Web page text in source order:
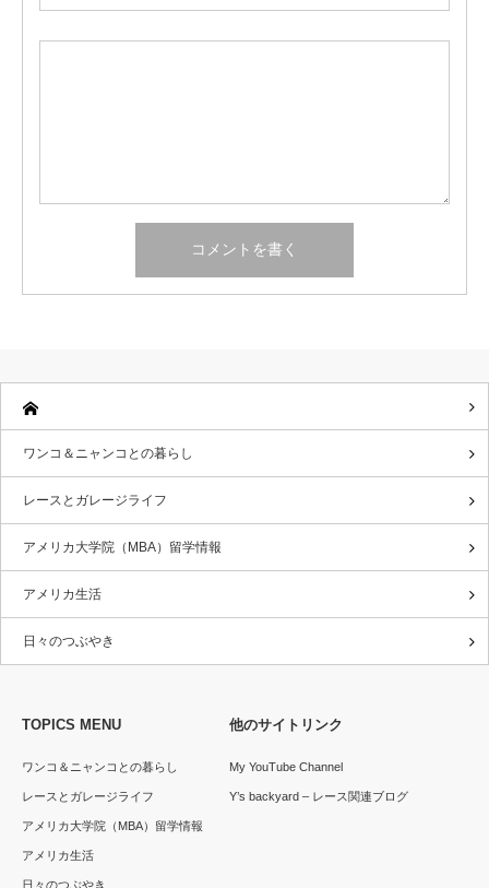
ワンコ＆ニャンコとの暮らし
レースとガレージライフ
アメリカ大学院（MBA）留学情報
アメリカ生活
日々のつぶやき
TOPICS MENU
ワンコ＆ニャンコとの暮らし
レースとガレージライフ
アメリカ大学院（MBA）留学情報
アメリカ生活
日々のつぶやき
他のサイトリンク
My YouTube Channel
Y’s backyard – レース関連ブログ